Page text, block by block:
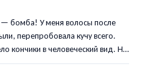
бомба! У меня волосы после
перепробовала кучу всего.
кончики в человеческий вид. Не
запах приятный ненавязчивый.
третью.